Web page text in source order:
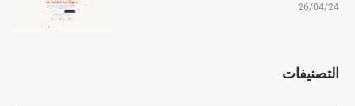
26/04/24
التصنيفات